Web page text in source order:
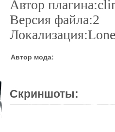
Автор
Версия файла:2
Автор мода:
Скриншоты: